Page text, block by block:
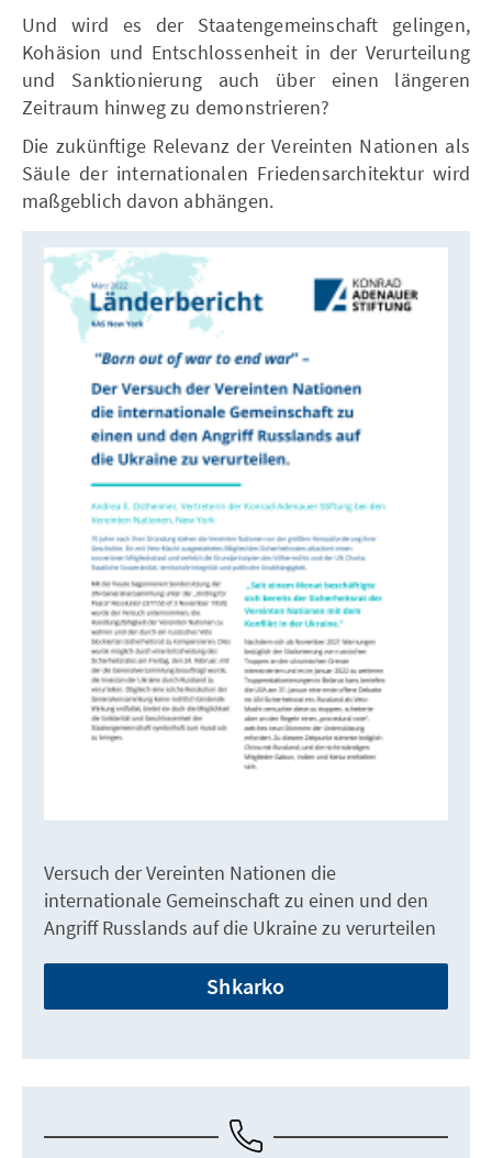
Und wird es der Staatengemeinschaft gelingen,
Kohäsion und Entschlossenheit in der Verurteilung
und Sanktionierung auch über einen längeren
Zeitraum hinweg zu demonstrieren?
Die zukünftige Relevanz der Vereinten Nationen als
Säule der internationalen Friedensarchitektur wird
maßgeblich davon abhängen.
Versuch der Vereinten Nationen die
internationale Gemeinschaft zu einen und den
Angriff Russlands auf die Ukraine zu verurteilen
Shkarko